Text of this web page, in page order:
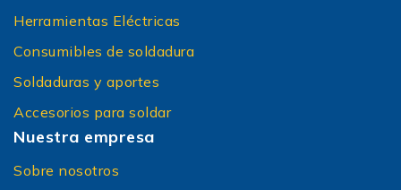
Herramientas Eléctricas
Consumibles de soldadura
Soldaduras y aportes
Accesorios para soldar
Nuestra empresa
Sobre nosotros